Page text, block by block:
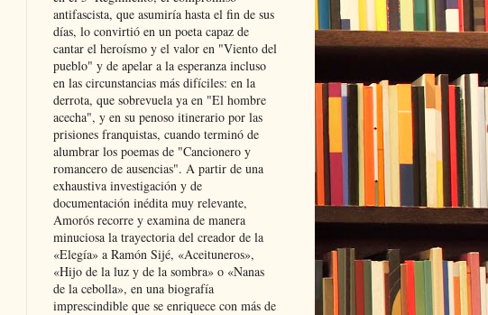
antifascista, que asumiría hasta el fin de sus
días, lo convirtió en un poeta capaz de
cantar el heroísmo y el valor en "Viento del
pueblo" y de apelar a la esperanza incluso
en las circunstancias más difíciles: en la
derrota, que sobrevuela ya en "El hombre
acecha", y en su penoso itinerario por las
prisiones franquistas, cuando terminó de
alumbrar los poemas de "Cancionero y
romancero de ausencias". A partir de una
exhaustiva investigación y de
documentación inédita muy relevante,
Amorós recorre y examina de manera
minuciosa la trayectoria del creador de la
«Elegía» a Ramón Sijé, «Aceituneros»,
«Hijo de la luz y de la sombra» o «Nanas
de la cebolla», en una biografía
imprescindible que se enriquece con más de